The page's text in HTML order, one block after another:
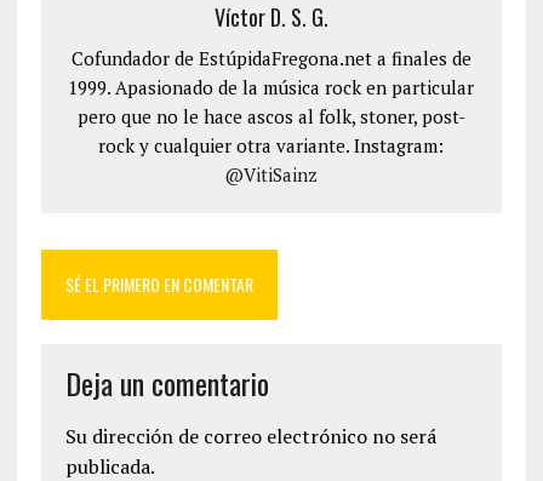
Víctor D. S. G.
Cofundador de EstúpidaFregona.net a finales de
1999. Apasionado de la música rock en particular
pero que no le hace ascos al folk, stoner, post-
rock y cualquier otra variante. Instagram:
@VitiSainz
SÉ EL PRIMERO EN COMENTAR
Deja un comentario
Su dirección de correo electrónico no será
publicada.